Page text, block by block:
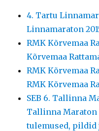
4. Tartu
Linnamaraton
RMK Kõrvemaa
Kõrvemaa
RMK Kõrvemaa
RMK Kõrvemaa
SEB 6. Tallinna
Tallinna Maraton
tulemused, pildid